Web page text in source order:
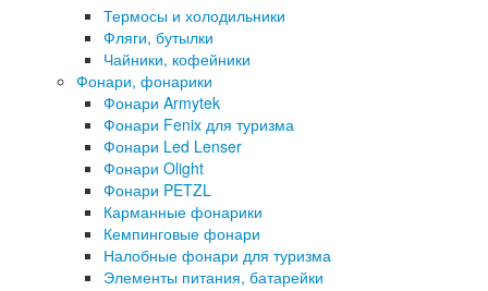
Термосы и холодильники
Фляги, бутылки
Чайники, кофейники
Фонари, фонарики
Фонари Armytek
Фонари Fenix для туризма
Фонари Led Lenser
Фонари Olight
Фонари PETZL
Карманные фонарики
Кемпинговые фонари
Налобные фонари для туризма
Элементы питания, батарейки